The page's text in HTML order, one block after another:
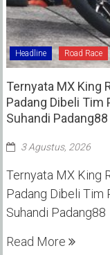
Headline Road Race
Ternyata MX King
Padang Dibeli Tim
Suhandi Padang88
3 Agustus, 2026
Ternyata MX King
Padang Dibeli Tim
Suhandi Padang88
Read More